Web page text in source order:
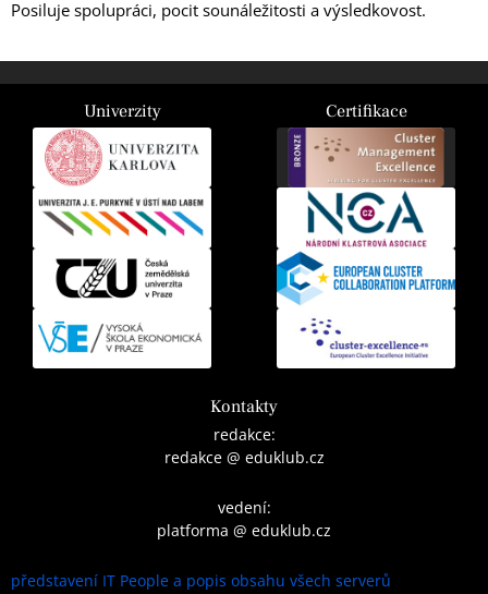
Posiluje spolupráci, pocit sounáležitosti a výsledkovost.
Univerzity Certifikace
Kontakty
redakce:
redakce @ eduklub.cz
vedení:
platforma @ eduklub.cz
představení IT People a popis obsahu všech serverů